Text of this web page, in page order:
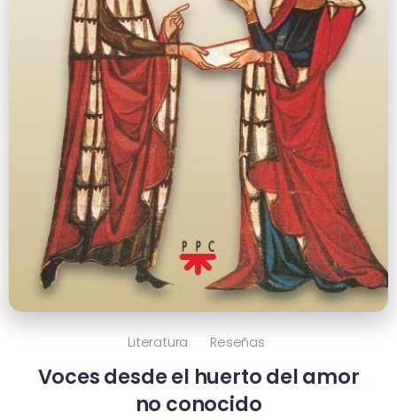
Literatura Reseñas
Voces desde el huerto del amor
no conocido